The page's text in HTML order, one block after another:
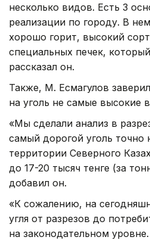
несколько видов. Есть 3
реализации по городу. В
хорошо горит, высокий
специальных печек,
рассказал он.
Также, М. Есмагулов
на уголь не самые высокие
«Мы сделали анализ в
самый дорогой уголь точно
территории Северного
до 17-20 тысяч тенге (за
добавил он.
«К сожалению, на
угля от разрезов до
на законодательном